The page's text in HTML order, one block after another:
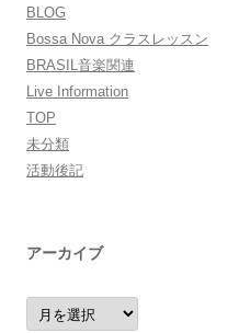
BLOG
Bossa Nova クラスレッスン
BRASIL音楽関連
Live Information
TOP
未分類
活動後記
アーカイブ
ア
ー